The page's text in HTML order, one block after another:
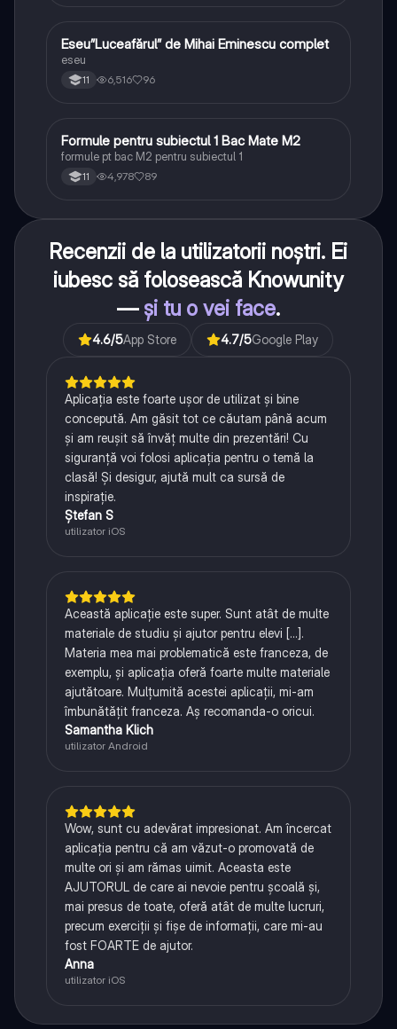
Limba și literatura română
Eseu”Luceafărul” de Mihai Eminescu complet
eseu
11 6,516 96
Matematică
Formule pentru subiectul 1 Bac Mate M2
formule pt bac M2 pentru subiectul 1
11 4,978 89
Recenzii de la utilizatorii noștri. Ei
iubesc să folosească Knowunity
— și tu o vei face.
4.6/5App Store 4.7/5Google Play
Aplicația este foarte ușor de utilizat și bine
concepută. Am găsit tot ce căutam până acum
și am reușit să învăț multe din prezentări! Cu
siguranță voi folosi aplicația pentru o temă la
clasă! Și desigur, ajută mult ca sursă de
inspirație.
Ștefan S
utilizator iOS
Această aplicație este super. Sunt atât de multe
materiale de studiu și ajutor pentru elevi [...].
Materia mea mai problematică este franceza, de
exemplu, și aplicația oferă foarte multe materiale
ajutătoare. Mulțumită acestei aplicații, mi-am
îmbunătățit franceza. Aș recomanda-o oricui.
Samantha Klich
utilizator Android
Wow, sunt cu adevărat impresionat. Am încercat
aplicația pentru că am văzut-o promovată de
multe ori și am rămas uimit. Aceasta este
AJUTORUL de care ai nevoie pentru școală și,
mai presus de toate, oferă atât de multe lucruri,
precum exerciții și fișe de informații, care mi-au
fost FOARTE de ajutor.
Anna
utilizator iOS